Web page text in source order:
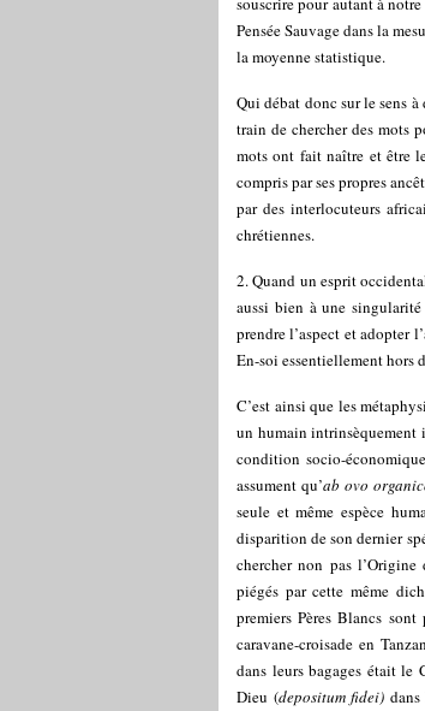
Pensée Sauvage dans la
la moyenne statistique.
Qui débat donc sur le sens
train de chercher des mots
mots ont fait naître et être
compris par ses propres
par des interlocuteurs
chrétiennes.
2. Quand un esprit
aussi bien à une
prendre l’aspect et adopter
En-soi essentiellement hors
C’est ainsi que les
un humain intrinsèquement
condition socio-
assument qu’ab ovo
seule et même espèce
disparition de son dernier
chercher non pas l’Origine
piégés par cette même
premiers Pères Blancs
caravane-croisade en
dans leurs bagages était le
Dieu (depositum fidei)